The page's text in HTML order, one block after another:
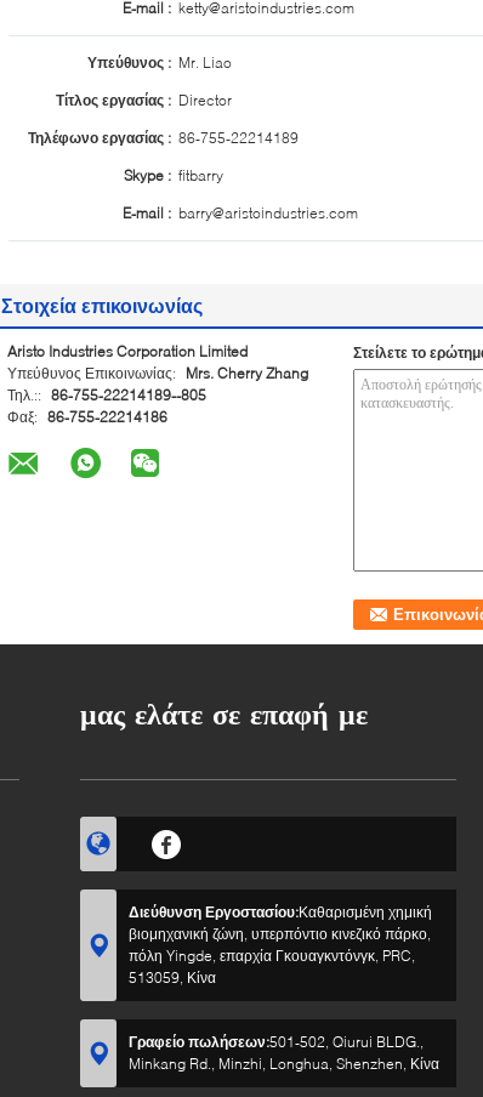
E-mail : ketty@aristoindustries.com
Υπεύθυνος : Mr. Liao
Τίτλος εργασίας : Director
Τηλέφωνο εργασίας : 86-755-22214189
Skype : fitbarry
E-mail : barry@aristoindustries.com
Στοιχεία επικοινωνίας
Aristo Industries Corporation Limited
Υπεύθυνος Επικοινωνίας:
Mrs. Cherry Zhang
Τηλ.:: 86-755-22214189--805
Φαξ: 86-755-22214186
Στείλετε το
μας ελάτε σε επαφή με
Διεύθυνση Εργοστασίου:Καθαρισμένη χημική
βιομηχανική ζώνη, υπερπόντιο κινεζικό πάρκο,
πόλη Yingde, επαρχία Γκουαγκντόνγκ, PRC,
513059, Κίνα
Γραφείο πωλήσεων:501-502, Qiurui BLDG.,
Minkang Rd., Minzhi, Longhua, Shenzhen, Κίνα